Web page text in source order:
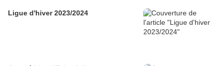
Ligue d'hiver 2023/2024